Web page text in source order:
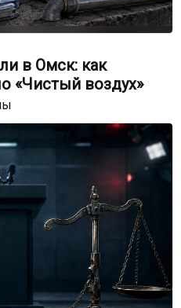
в Омск: как
«Чистый воздух»